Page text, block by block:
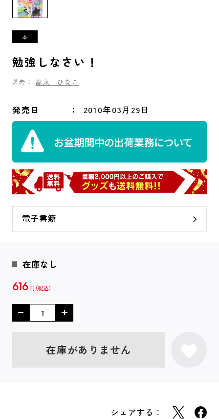
勉強しなさい！
著者： 高永 ひなこ
発売日 2010年03月29日
電子書籍
在庫なし
616 円
在庫がありません
シェアする：